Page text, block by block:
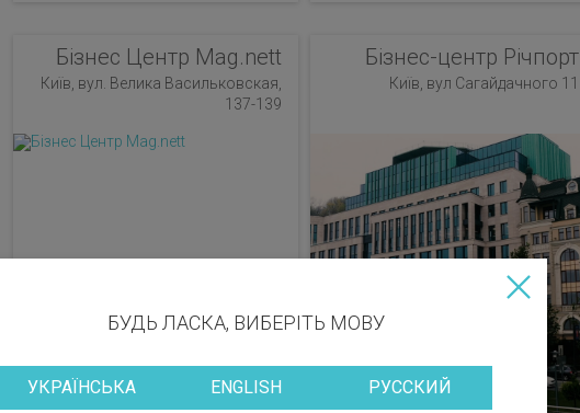
Бізнес Центр Mag.nett
Київ, вул. Велика Васильковская,
137-139
Бізнес-центр Річпорт
Київ, вул Сагайдачного 11
БУДЬ ЛАСКА, ВИБЕРІТЬ МОВУ
УКРАЇНСЬКА ENGLISH РУССКИЙ